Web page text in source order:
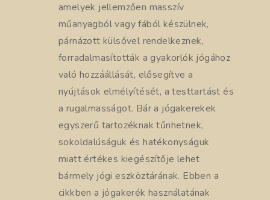
amelyek jellemzően masszív
műanyagból vagy fából készülnek,
párnázott külsővel rendelkeznek,
forradalmasították a gyakorlók jógához
való hozzáállását, elősegítve a
nyújtások elmélyítését, a testtartást és
a rugalmasságot. Bár a jógakerekek
egyszerű tartozéknak tűnhetnek,
sokoldalúságuk és hatékonyságuk
miatt értékes kiegészítője lehet
bármely jógi eszköztárának. Ebben a
cikkben a jógakerék használatának